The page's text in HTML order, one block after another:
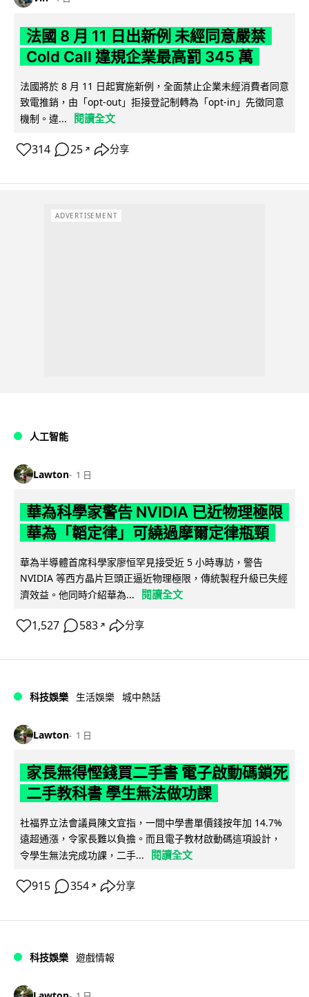
法國 8 月 11 日出新例 未經同意嚴禁
Cold Call 違規企業最高罰 345 萬
法國將於 8 月 11 日起實施新例，全面禁止企業未經消費者同意
致電推銷，由「opt-out」拒接登記制轉為「opt-in」先徵同意
機制。違...
閱讀全文
314 25 ↗ 分享
ADVERTISEMENT
人工智能
Lawton 1 日
華為科學家警告 NVIDIA 已近物理極限
華為「韜定律」可繞過摩爾定律瓶頸
華為半導體首席科學家廖恒罕見接受近 5 小時專訪，警告
NVIDIA 等西方晶片巨頭正逼近物理極限，傳統製程升級已失經
濟效益。他同時介紹華為...
閱讀全文
1,527 583 ↗ 分享
科技娛樂 生活娛樂 城中熱話
Lawton 1 日
家長無得慳錢買二手書 電子啟動碼鎖死
二手教科書 學生無法做功課
社福界立法會議員陳文宜指，一間中學書單價錢按年加 14.7%
遠超通漲，令家長難以負擔。而且電子教材啟動碼這項設計，
令學生無法完成功課，二手...
閱讀全文
915 354 ↗ 分享
科技娛樂 遊戲情報